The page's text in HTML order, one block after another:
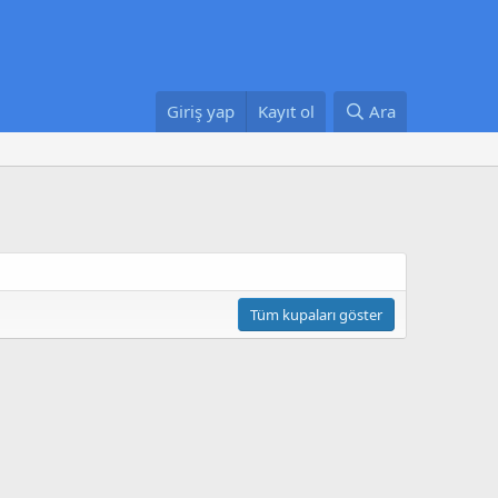
Giriş yap Kayıt ol Ara
Tüm kupaları göster